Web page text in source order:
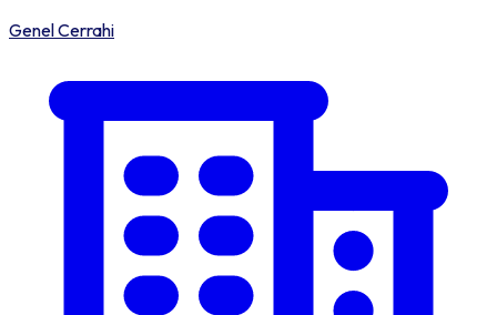
Genel Cerrahi